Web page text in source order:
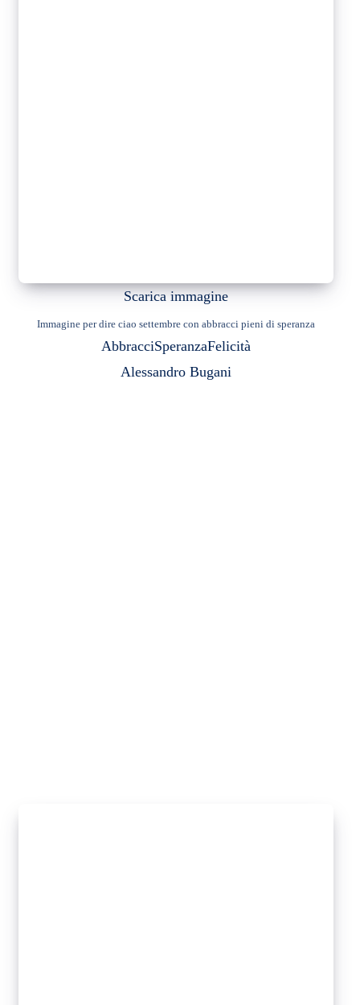
Scarica immagine
Immagine per dire ciao settembre con abbracci pieni di speranza
AbbracciSperanzaFelicità
Alessandro Bugani